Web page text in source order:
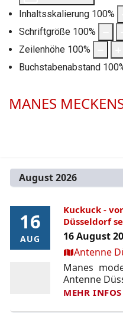
Inhaltsskalierung 100%
Schriftgröße 100%
Zeilenhöhe 100%
Buchstabenabstand 100
MANES
August 2026
16
AUG
16
AUG
Kuckuck -
Düsseldorf
16 August
Ort:Antenne
Manes
Antenne
MEHR INFOS